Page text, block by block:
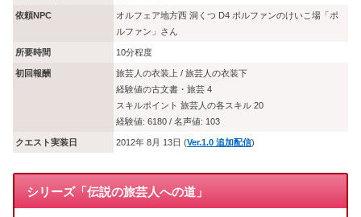
依頼NPC
オルフェア地方西 洞くつ D4 ポルファンのけいこ場「ポ
ルファン」さん
所要時間 10分程度
初回報酬
旅芸人の衣装上 / 旅芸人の衣装下
経験値の古文書・旅芸 4
スキルポイント 旅芸人の各スキル 20
経験値: 6180 / 名声値: 103
クエスト実装日 2012年 8月 13日 (Ver.1.0 追加配信)
シリーズ「伝説の旅芸人への道」